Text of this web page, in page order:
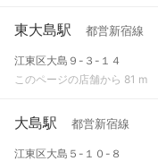
東大島駅 都営新宿線
江東区大島９-３-１４
このページの店舗から 81 m
大島駅 都営新宿線
江東区大島５-１０-８